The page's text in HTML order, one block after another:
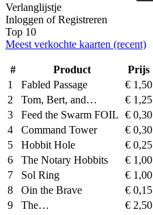
Verlanglijstje
Inloggen ofRegistreren
Top 10
Meest verkochte kaarten (recent)
# Product
Prijs
1
Fabled Passage € 1,50
2
Tom, Bert, and… € 1,25
3
Feed the Swarm FOIL € 0,30
4
Command Tower € 0,30
5
Hobbit Hole € 0,25
6
The Notary Hobbits € 1,00
7
Sol Ring € 1,00
8
Oin the Brave € 0,15
9
The… € 2,50